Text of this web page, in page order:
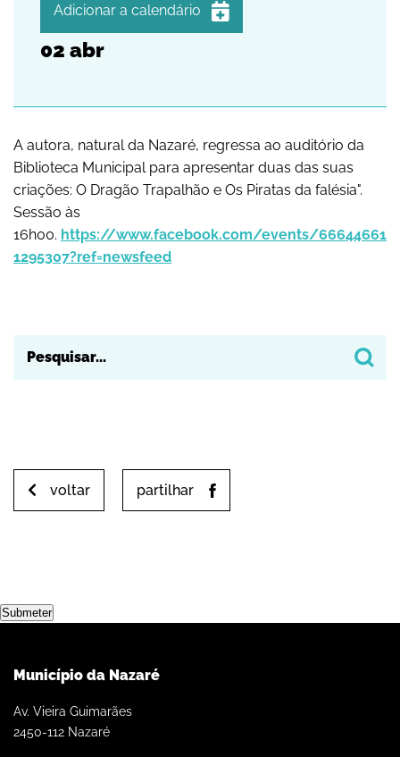
Adicionar a calendário
iCalendar
Outlook
Outlook Online
Yahoo! Calendar
02 abr
A autora, natural da Nazaré, regressa ao auditório da
Biblioteca Municipal para apresentar duas das suas
criações: O Dragão Trapalhão e Os Piratas da falésia".
Sessão às
16h00. https://www.facebook.com/events/66644661
1295307?ref=newsfeed
voltar partilhar
Submeter
Município da Nazaré
Av. Vieira Guimarães
2450-112 Nazaré